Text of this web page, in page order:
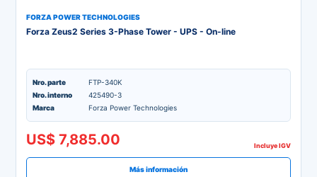
FORZA POWER TECHNOLOGIES
Forza Zeus2 Series 3-Phase Tower - UPS - On-line
Nro. parte
FTP-340K
Nro. interno
425490-3
Marca
Forza Power Technologies
US$ 7,885.00 Incluye IGV
Más información